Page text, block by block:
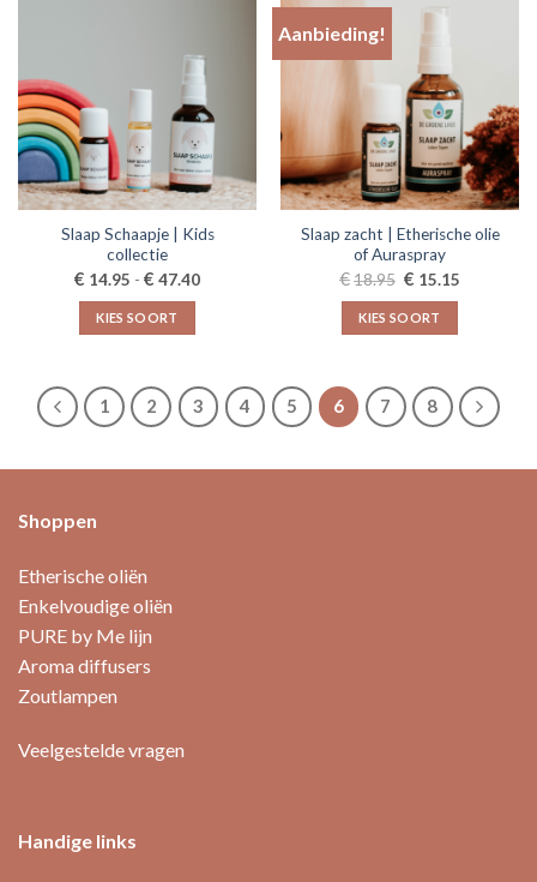
variaties.
optie
kan
gekozen
worden
op
de
Slaap Schaapje | Kids
collectie
€ 14.95 - € 47.40Prijsklasse:
KIES SOORT
heeft
meerdere
Deze
worden
op
productpagina
Aanbieding!
Slaap zacht | Etherische olie
of Auraspray
€18.95 Oorspronkelijke
prijs
was:
€18.95.
€ 15.15
KIES SOORT
heeft
meerdere
Deze
1 2 3 4 5 6 7 8
Shoppen
Etherische oliën
Enkelvoudige oliën
PURE by Me lijn
Aroma diffusers
Zoutlampen
Veelgestelde vragen
Handige links